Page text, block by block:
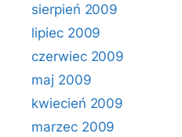
sierpień 2009
lipiec 2009
czerwiec 2009
maj 2009
kwiecień 2009
marzec 2009